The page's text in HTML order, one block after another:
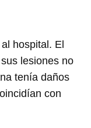
hospital. El
lesiones no
tenía daños
con